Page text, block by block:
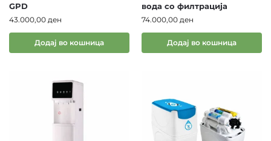
GPD
43.000,00 ден
Додај во кошница
вода со филтрација
74.000,00 ден
Додај во кошница